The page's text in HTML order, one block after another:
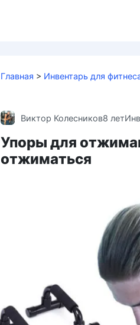
Главная > Инвентарь для
Виктор Колесников8 лет
Упоры для
отжиматься